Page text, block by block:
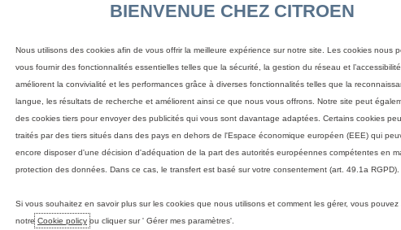
230ch
Capacité de la
batterie : 97 kWh
27 min
rapide
)
Pour une
20% à 80%
BIENVENUE CHEZ CITROEN
Nous utilisons des cookies afin de vous offrir la meilleure expérience sur notre site. Les cookies nous
vous fournir des fonctionnalités essentielles telles que la sécurité, la gestion du réseau et
améliorent la convivialité et les performances grâce à diverses fonctionnalités telles que la
langue, les résultats de recherche et améliorent ainsi ce que nous vous offrons. Notre site peut
des cookies tiers pour envoyer des publicités qui vous sont davantage adaptées. Certains cookies
traités par des tiers situés dans des pays en dehors de l'Espace économique européen (EEE) qui
encore disposer d'une décision d'adéquation de la part des autorités européennes compétentes en
protection des données. Dans ce cas, le transfert est basé sur votre consentement (art. 49.1a RGPD).
Si vous souhaitez en savoir plus sur les cookies que nous utilisons et comment les gérer, vous pouvez
notre Cookie policy ou cliquer sur ' Gérer mes paramètres'.